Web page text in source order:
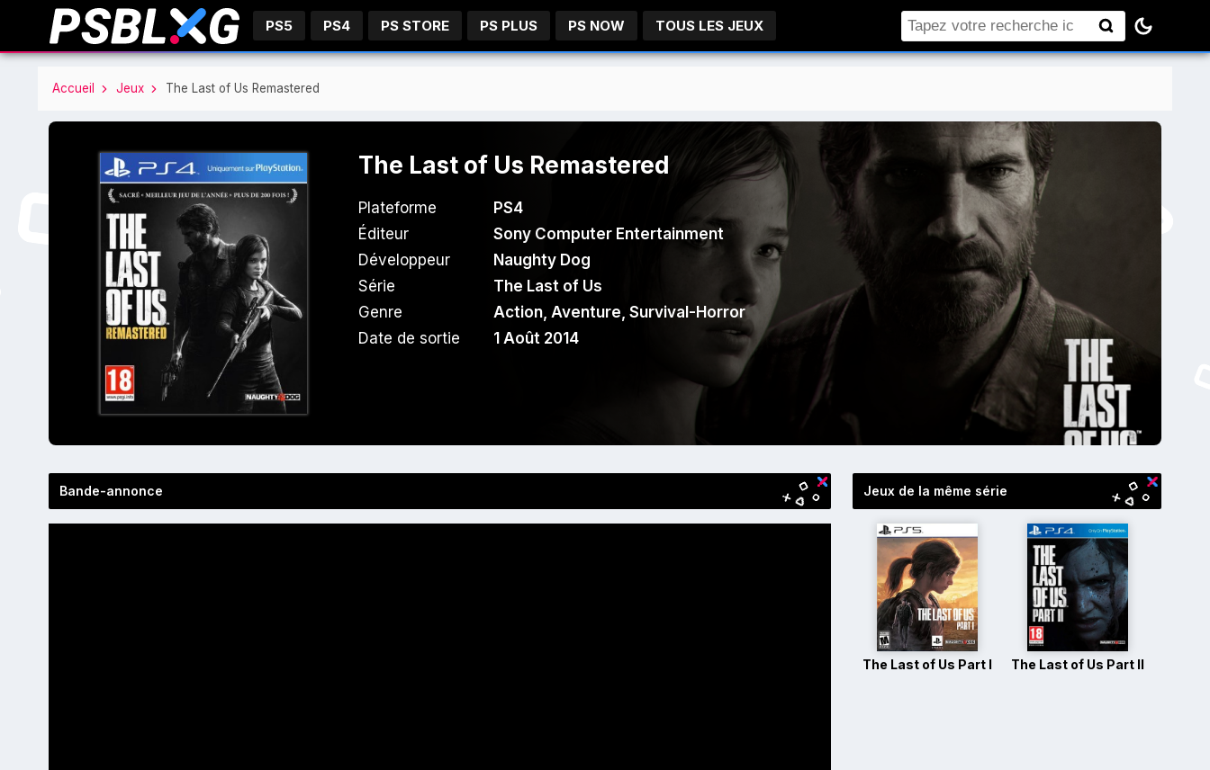
PS5 PS4 PS STORE PS PLUS PS NOW TOUS LES JEUX Rechercher
Accueil Jeux The Last of Us Remastered
The Last of Us Remastered
Plateforme
PS4
Éditeur
Sony Computer Entertainment
Développeur
Naughty Dog
Série
The Last of Us
Genre
Action,Aventure,Survival-Horror
Date de sortie
1 Août 2014
Bande-annonce Jeux de la même série
The Last of Us Part I The Last of Us Part II